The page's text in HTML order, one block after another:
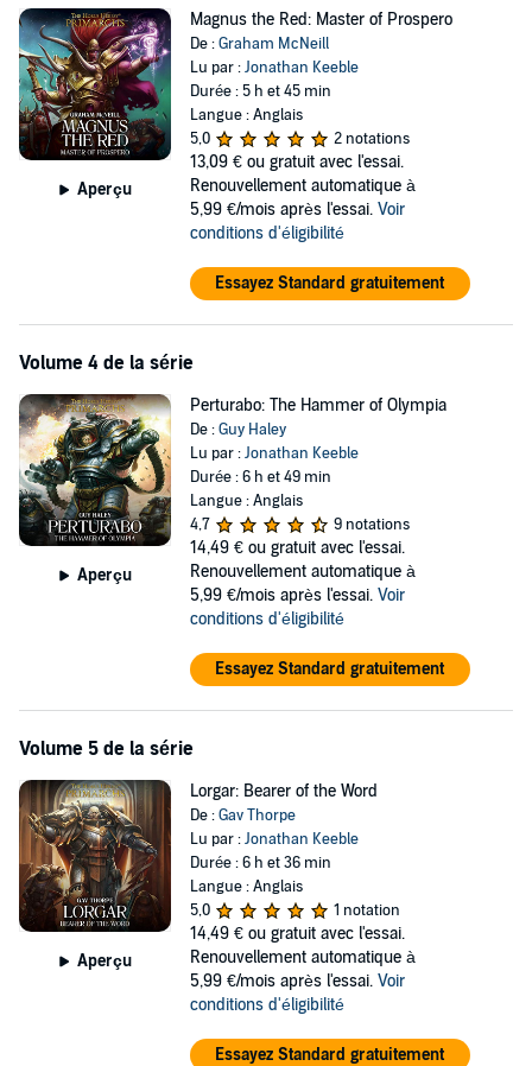
Aperçu
Magnus the Red: Master of Prospero
De :Graham McNeill
Lu par :Jonathan Keeble
Durée : 5 h et 45 min
Langue : Anglais
5,0
2 notations
13,09 € ou gratuit avec l'essai.
Renouvellement automatique à
5,99 €/mois après l'essai. Voir
conditions d'éligibilité
Essayez Standard gratuitement
Volume 4 de la série
Aperçu
Perturabo: The Hammer of Olympia
De :Guy Haley
Lu par :Jonathan Keeble
Durée : 6 h et 49 min
Langue : Anglais
4,7
9 notations
14,49 € ou gratuit avec l'essai.
Renouvellement automatique à
5,99 €/mois après l'essai. Voir
conditions d'éligibilité
Essayez Standard gratuitement
Volume 5 de la série
Aperçu
Lorgar: Bearer of the Word
De :Gav Thorpe
Lu par :Jonathan Keeble
Durée : 6 h et 36 min
Langue : Anglais
5,0
1 notation
14,49 € ou gratuit avec l'essai.
Renouvellement automatique à
5,99 €/mois après l'essai. Voir
conditions d'éligibilité
Essayez Standard gratuitement